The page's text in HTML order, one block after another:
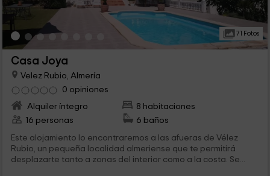
71 Fotos
Casa Joya
Velez Rubio, Almería
0 opiniones
Alquiler íntegro
8 habitaciones
16 personas
6 baños
Este alojamiento lo encontraremos a las afueras de Vélez
Rubio, un pequeña localidad almeriense que te permitirá
desplazarte tanto a zonas del interior como a la costa. Se...